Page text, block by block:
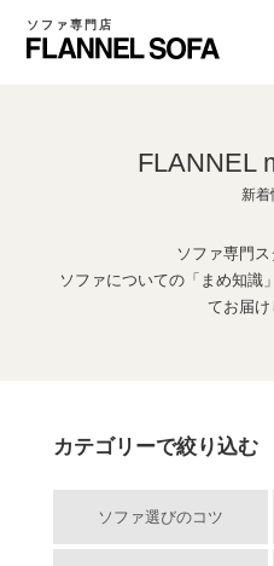
ソファ専門店
FLANNEL
新着
ソファ専門
ソファについての「まめ知識
てお届け
カテゴリーで絞り込む
ソファ選びのコツ